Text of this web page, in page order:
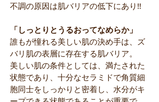
不調の原因は肌バリアの低下にあり!!
「しっとりとうるおってなめらか」
誰もが憧れる美しい肌の決め手は、ズ
バリ肌の表層に存在する肌バリア。
美しい肌の条件としては、満たされた
状態であり、十分なセラミドで角質細
胞同士をしっかりと密着し、水分がキ